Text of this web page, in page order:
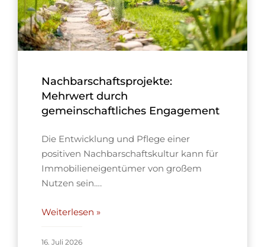
Nachbarschaftsprojekte:
Mehrwert durch
gemeinschaftliches Engagement
Die Entwicklung und Pflege einer
positiven Nachbarschaftskultur kann für
Immobilieneigentümer von großem
Nutzen sein….
Weiterlesen »
16. Juli 2026